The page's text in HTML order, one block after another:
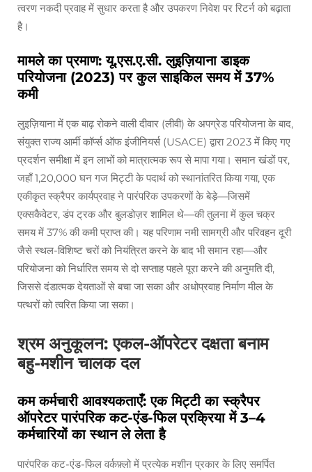
त्वरण नकदी प्रवाह में सुधार करता है और उपकरण निवेश पर रिटर्न को बढ़ाता
है।
मामले का प्रमाण: यू.एस.ए.सी. लुइज़ियाना डाइक
परियोजना (2023) पर कुल साइकिल समय में 37%
कमी
लुइज़ियाना में एक बाढ़ रोकने वाली दीवार (लीवी) के अपग्रेड परियोजना के बाद,
संयुक्त राज्य आर्मी कॉर्प्स ऑफ इंजीनियर्स (USACE) द्वारा 2023 में किए गए
प्रदर्शन समीक्षा में इन लाभों को मात्रात्मक रूप से मापा गया। समान खंडों पर,
जहाँ 1,20,000 घन गज मिट्टी के पदार्थ को स्थानांतरित किया गया, एक
एकीकृत स्क्रैपर कार्यप्रवाह ने पारंपरिक उपकरणों के बेड़े—जिसमें
एक्सकैवेटर, डंप ट्रक और बुलडोज़र शामिल थे—की तुलना में कुल चक्र
समय में 37% की कमी प्राप्त की। यह परिणाम नमी सामग्री और परिवहन दूरी
जैसे स्थल-विशिष्ट चरों को नियंत्रित करने के बाद भी समान रहा—और
परियोजना को निर्धारित समय से दो सप्ताह पहले पूरा करने की अनुमति दी,
जिससे दंडात्मक देयताओं से बचा जा सका और अधोप्रवाह निर्माण मील के
पत्थरों को त्वरित किया जा सका।
श्रम अनुकूलन: एकल-ऑपरेटर दक्षता बनाम
बहु-मशीन चालक दल
कम कर्मचारी आवश्यकताएँ: एक मिट्टी का स्क्रैपर
ऑपरेटर पारंपरिक कट-एंड-फिल प्रक्रिया में 3–4
कर्मचारियों का स्थान ले लेता है
पारंपरिक कट-एंड-फिल वर्कफ़्लो में प्रत्येक मशीन प्रकार के लिए समर्पित